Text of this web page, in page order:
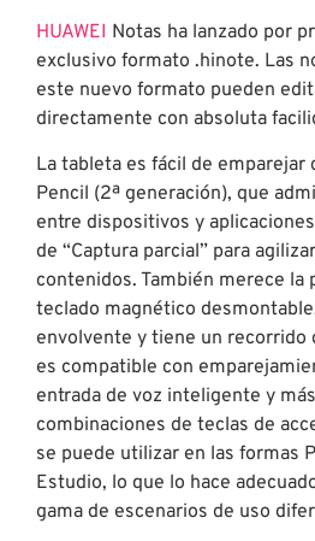
HUAWEI Notas ha lanzado por
exclusivo formato .hinote. Las
este nuevo formato pueden
directamente con absoluta
La tableta es fácil de emparejar
Pencil (2ª generación), que
entre dispositivos y
de “Captura parcial” para
contenidos. También merece la
teclado magnético
envolvente y tiene un recorrido
es compatible con
entrada de voz inteligente y
combinaciones de teclas de
se puede utilizar en las formas
Estudio, lo que lo hace
gama de escenarios de uso